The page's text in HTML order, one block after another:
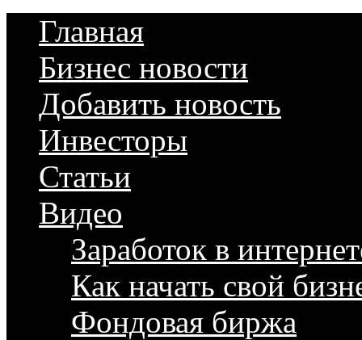
Главная
Бизнес новости
Добавить новость
Инвесторы
Статьи
Видео
Заработок в
Как начать свой
Фондовая биржа